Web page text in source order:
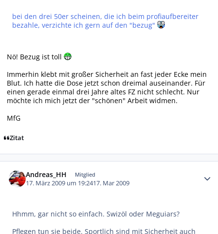
bei den drei 50er scheinen, die ich beim profiaufbereiter
bezahle, verzichte ich gern auf den "bezug"
Nö! Bezug ist toll
Immerhin klebt mit großer Sicherheit an fast jeder Ecke mein
Blut. Ich hatte die Dose jetzt schon dreimal auseinander. Für
einen gerade einmal drei Jahre altes FZ nicht schlecht. Nur
möchte ich mich jetzt der "schönen" Arbeit widmen.
MfG
Zitat
Andreas_HH Mitglied
17. März 2009 um 19:2417. Mar 2009
Hhmm, gar nicht so einfach. Swizöl oder Meguiars?
Pflegen tun sie beide. Sportlich sind mit Sicherheit auch